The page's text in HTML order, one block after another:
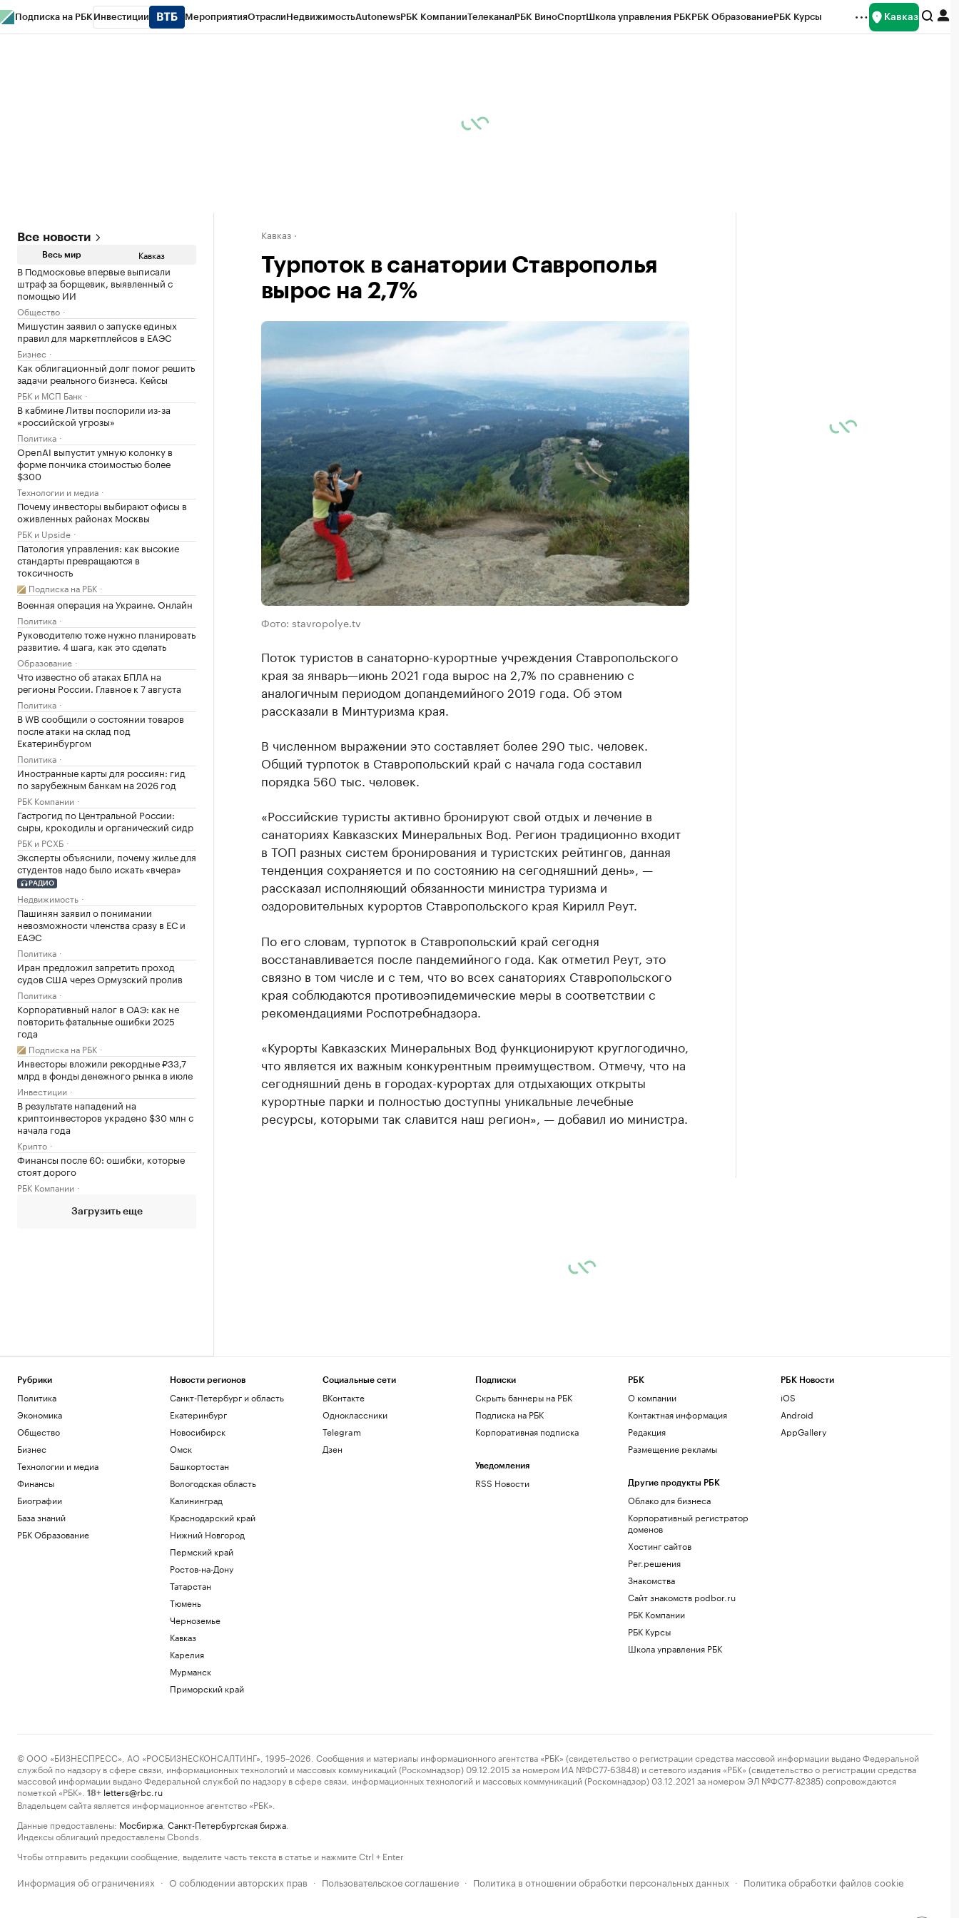
Подписка на РБК Инвестиции МероприятияОтраслиНедвижимостьAutonewsРБК КомпанииТелеканалРБК ВиноСпортШкола управления РБКРБК ОбразованиеРБК Курсы Кавказ
Все новости
Весь мир Кавказ
В Подмосковье впервые выписали
штраф за борщевик, выявленный с
помощью ИИ
Общество
Мишустин заявил о запуске единых
правил для маркетплейсов в ЕАЭС
Бизнес
Как облигационный долг помог решить
задачи реального бизнеса. Кейсы
РБК и МСП Банк
В кабмине Литвы поспорили из-за
«российской угрозы»
Политика
OpenAI выпустит умную колонку в
форме пончика стоимостью более
$300
Технологии и медиа
Почему инвесторы выбирают офисы в
оживленных районах Москвы
РБК и Upside
Патология управления: как высокие
стандарты превращаются в
токсичность
Подписка на РБК
Военная операция на Украине. Онлайн
Политика
Руководителю тоже нужно планировать
развитие. 4 шага, как это сделать
Образование
Что известно об атаках БПЛА на
регионы России. Главное к 7 августа
Политика
В WB сообщили о состоянии товаров
после атаки на склад под
Екатеринбургом
Политика
Иностранные карты для россиян: гид
по зарубежным банкам на 2026 год
РБК Компании
Гастрогид по Центральной России:
сыры, крокодилы и органический сидр
РБК и РСХБ
Эксперты объяснили, почему жилье для
студентов надо было искать «вчера»
РАДИО
Недвижимость
Пашинян заявил о понимании
невозможности членства сразу в ЕС и
ЕАЭС
Политика
Иран предложил запретить проход
судов США через Ормузский пролив
Политика
Корпоративный налог в ОАЭ: как не
повторить фатальные ошибки 2025
года
Подписка на РБК
Инвесторы вложили рекордные ₽33,7
млрд в фонды денежного рынка в июле
Инвестиции
В результате нападений на
криптоинвесторов украдено $30 млн с
начала года
Крипто
Финансы после 60: ошибки, которые
стоят дорого
РБК Компании
Загрузить еще
Кавказ
Турпоток в санатории Ставрополья
вырос на 2,7%
Фото: stavropolye.tv
Поток туристов в санаторно-курортные учреждения Ставропольского
края за январь—июнь 2021 года вырос на 2,7% по сравнению с
аналогичным периодом допандемийного 2019 года. Об этом
рассказали в Минтуризма края.
В численном выражении это составляет более 290 тыс. человек.
Общий турпоток в Ставропольский край с начала года составил
порядка 560 тыс. человек.
«Российские туристы активно бронируют свой отдых и лечение в
санаториях Кавказских Минеральных Вод. Регион традиционно входит
в ТОП разных систем бронирования и туристских рейтингов, данная
тенденция сохраняется и по состоянию на сегодняшний день», —
рассказал исполняющий обязанности министра туризма и
оздоровительных курортов Ставропольского края Кирилл Реут.
По его словам, турпоток в Ставропольский край сегодня
восстанавливается после пандемийного года. Как отметил Реут, это
связно в том числе и с тем, что во всех санаториях Ставропольского
края соблюдаются противоэпидемические меры в соответствии с
рекомендациями Роспотребнадзора.
«Курорты Кавказских Минеральных Вод функционируют круглогодично,
что является их важным конкурентным преимуществом. Отмечу, что на
сегодняшний день в городах-курортах для отдыхающих открыты
курортные парки и полностью доступны уникальные лечебные
ресурсы, которыми так славится наш регион», — добавил ио министра.
Рубрики
Политика
Экономика
Общество
Бизнес
Технологии и медиа
Финансы
Биографии
База знаний
РБК Образование
Новости регионов
Санкт-Петербург и область
Екатеринбург
Новосибирск
Омск
Башкортостан
Вологодская область
Калининград
Краснодарский край
Нижний Новгород
Пермский край
Ростов-на-Дону
Татарстан
Тюмень
Черноземье
Кавказ
Карелия
Мурманск
Приморский край
Социальные сети
ВКонтакте
Одноклассники
Telegram
Дзен
Подписки
Скрыть баннеры на РБК
Подписка на РБК
Корпоративная подписка
Уведомления
RSS Новости
РБК
О компании
Контактная информация
Редакция
Размещение рекламы
Другие продукты РБК
Облако для бизнеса
Корпоративный регистратор
доменов
Хостинг сайтов
Рег.решения
Знакомства
Сайт знакомств podbor.ru
РБК Компании
РБК Курсы
Школа управления РБК
РБК Новости
iOS
Android
AppGallery
© ООО «БИЗНЕСПРЕСС», АО «РОСБИЗНЕСКОНСАЛТИНГ», 1995–2026. Сообщения и материалы информационного агентства «РБК» (свидетельство о регистрации средства массовой информации выдано Федеральной
службой по надзору в сфере связи, информационных технологий и массовых коммуникаций (Роскомнадзор) 09.12.2015 за номером ИА №ФС77-63848) и сетевого издания «РБК» (свидетельство о регистрации средства
массовой информации выдано Федеральной службой по надзору в сфере связи, информационных технологий и массовых коммуникаций (Роскомнадзор) 03.12.2021 за номером ЭЛ №ФС77-82385) сопровождаются
пометкой «РБК».
18+ letters@rbc.ru
Владельцем сайта является информационное агентство «РБК».
Данные предоставлены: Мосбиржа Санкт-Петербургская биржа
Индексы облигаций предоставлены Cbonds.
Чтобы отправить редакции сообщение, выделите часть текста в статье и нажмите Ctrl + Enter
Информация об ограничениях · О соблюдении авторских прав · Пользовательское соглашение · Политика в отношении обработки персональных данных · Политика обработки файлов cookie